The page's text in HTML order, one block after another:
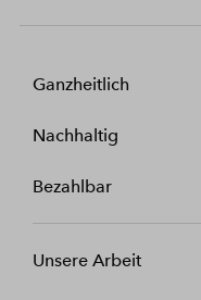
Ganzheitlich
Nachhaltig
Bezahlbar
Unsere Arbeit